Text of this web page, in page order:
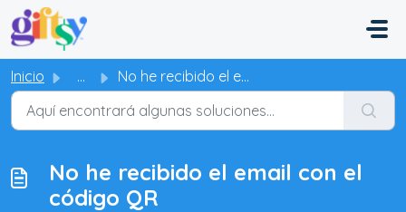
Saltar al contenido principal
Inicio ... No he recibido el email con el código QR
No he recibido el email con el
código QR